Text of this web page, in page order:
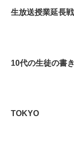
生放送授業延長
10代の生徒の書
TOKYO